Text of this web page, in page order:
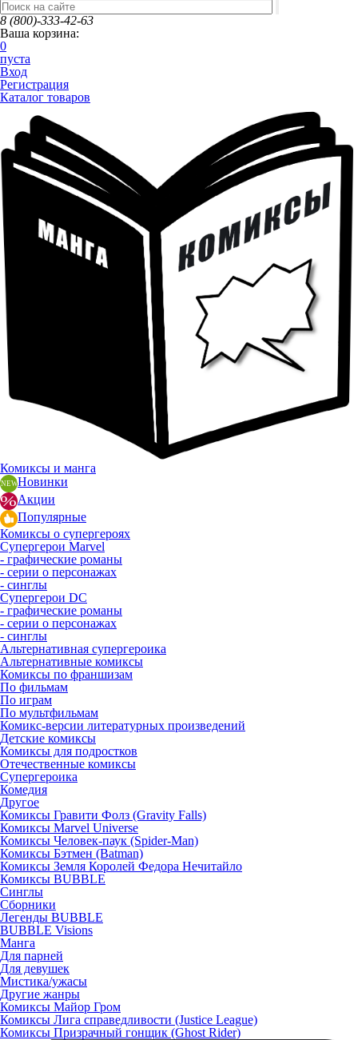
8 (800)-333-42-63
Ваша корзина:
0
пуста
Вход
Регистрация
Каталог товаров
Комиксы и манга
Новинки
Акции
Популярные
Комиксы о супергероях
Супергерои Marvel
- графические романы
- серии о персонажах
- синглы
Супергерои DC
- графические романы
- серии о персонажах
- синглы
Альтернативная супергероика
Альтернативные комиксы
Комиксы по франшизам
По фильмам
По играм
По мультфильмам
Комикс-версии литературных произведений
Детские комиксы
Комиксы для подростков
Отечественные комиксы
Супергероика
Комедия
Другое
Комиксы Гравити Фолз (Gravity Falls)
Комиксы Marvel Universe
Комиксы Человек-паук (Spider-Man)
Комиксы Бэтмен (Batman)
Комиксы Земля Королей Федора Нечитайло
Комиксы BUBBLE
Синглы
Сборники
Легенды BUBBLE
BUBBLE Visions
Манга
Для парней
Для девушек
Мистика/ужасы
Другие жанры
Комиксы Майор Гром
Комиксы Лига справедливости (Justice League)
Комиксы Призрачный гонщик (Ghost Rider)